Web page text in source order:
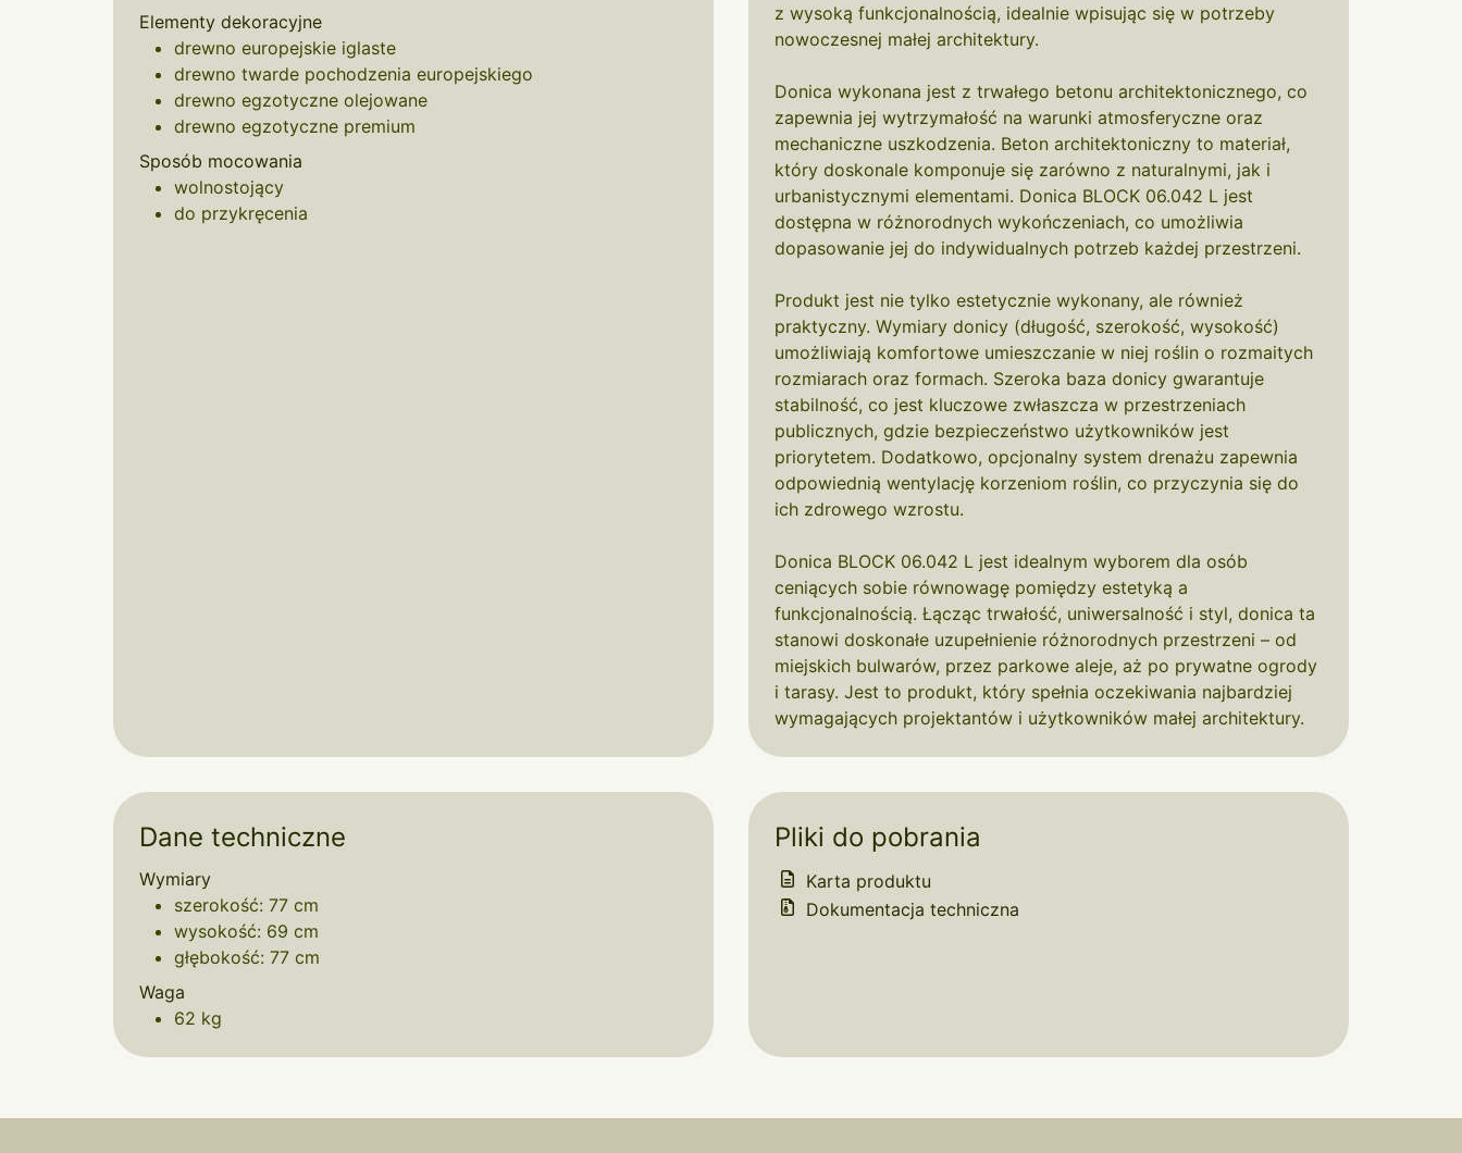
Elementy dekoracyjne
drewno europejskie iglaste
drewno twarde pochodzenia europejskiego
drewno egzotyczne olejowane
drewno egzotyczne premium
Sposób mocowania
wolnostojący
do przykręcenia
z wysoką funkcjonalnością, idealnie wpisując się w potrzeby
nowoczesnej małej architektury.
Donica wykonana jest z trwałego betonu architektonicznego, co
zapewnia jej wytrzymałość na warunki atmosferyczne oraz
mechaniczne uszkodzenia. Beton architektoniczny to materiał,
który doskonale komponuje się zarówno z naturalnymi, jak i
urbanistycznymi elementami. Donica BLOCK 06.042 L jest
dostępna w różnorodnych wykończeniach, co umożliwia
dopasowanie jej do indywidualnych potrzeb każdej przestrzeni.
Produkt jest nie tylko estetycznie wykonany, ale również
praktyczny. Wymiary donicy (długość, szerokość, wysokość)
umożliwiają komfortowe umieszczanie w niej roślin o rozmaitych
rozmiarach oraz formach. Szeroka baza donicy gwarantuje
stabilność, co jest kluczowe zwłaszcza w przestrzeniach
publicznych, gdzie bezpieczeństwo użytkowników jest
priorytetem. Dodatkowo, opcjonalny system drenażu zapewnia
odpowiednią wentylację korzeniom roślin, co przyczynia się do
ich zdrowego wzrostu.
Donica BLOCK 06.042 L jest idealnym wyborem dla osób
ceniących sobie równowagę pomiędzy estetyką a
funkcjonalnością. Łącząc trwałość, uniwersalność i styl, donica ta
stanowi doskonałe uzupełnienie różnorodnych przestrzeni – od
miejskich bulwarów, przez parkowe aleje, aż po prywatne ogrody
i tarasy. Jest to produkt, który spełnia oczekiwania najbardziej
wymagających projektantów i użytkowników małej architektury.
Dane techniczne
Wymiary
szerokość: 77 cm
wysokość: 69 cm
głębokość: 77 cm
Waga
62 kg
Pliki do pobrania
Karta produktu
Dokumentacja techniczna